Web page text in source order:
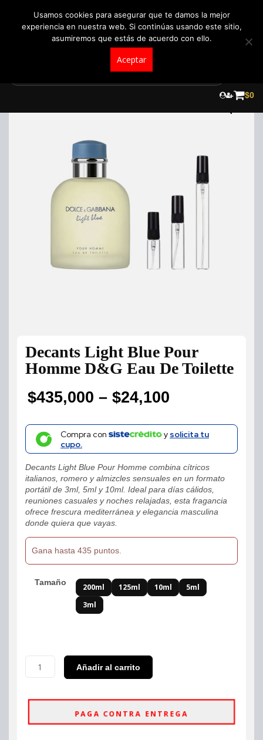
$0
Decants Light Blue Pour
Homme D&G Eau De Toilette
$24,100
–
$435,000
Price
range:
$24,100
through
$435,000
Compra con y solicita tu
cupo.
Decants Light Blue Pour Homme combina cítricos
italianos, romero y almizcles sensuales en un formato
portátil de 3ml, 5ml y 10ml. Ideal para días cálidos,
reuniones casuales y noches relajadas, esta fragancia
ofrece frescura mediterránea y elegancia masculina
donde quiera que vayas.
Gana hasta 435 puntos.
Tamaño 200ml 125ml 10ml
5ml
3ml
Light
Eau
Añadir al carrito
PAGA CONTRA ENTREGA
Usamos cookies para asegurar que te damos la mejor
experiencia en nuestra web. Si continúas usando este sitio,
asumiremos que estás de acuerdo con ello.
Aceptar